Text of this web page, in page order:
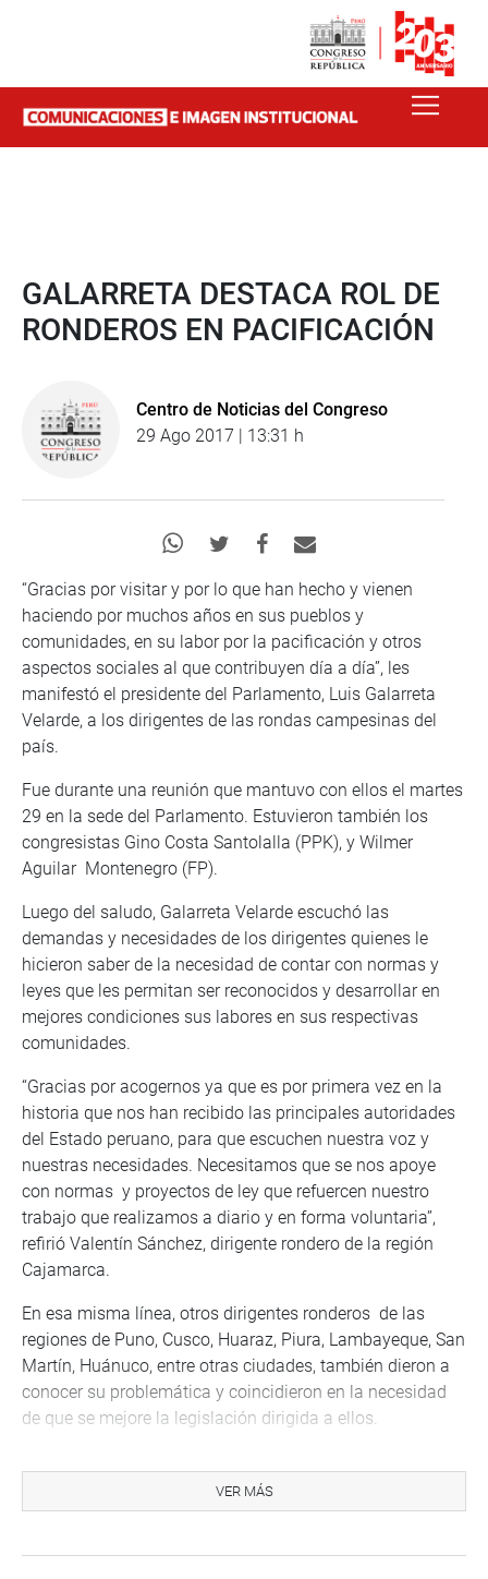
GALARRETA DESTACA ROL DE
RONDEROS EN PACIFICACIÓN
Centro de Noticias del Congreso
29 Ago 2017 | 13:31 h
“Gracias por visitar y por lo que han hecho y vienen
haciendo por muchos años en sus pueblos y
comunidades, en su labor por la pacificación y otros
aspectos sociales al que contribuyen día a día”, les
manifestó el presidente del Parlamento, Luis Galarreta
Velarde, a los dirigentes de las rondas campesinas del
país.
Fue durante una reunión que mantuvo con ellos el martes
29 en la sede del Parlamento. Estuvieron también los
congresistas Gino Costa Santolalla (PPK), y Wilmer
Aguilar Montenegro (FP).
Luego del saludo, Galarreta Velarde escuchó las
demandas y necesidades de los dirigentes quienes le
hicieron saber de la necesidad de contar con normas y
leyes que les permitan ser reconocidos y desarrollar en
mejores condiciones sus labores en sus respectivas
comunidades.
“Gracias por acogernos ya que es por primera vez en la
historia que nos han recibido las principales autoridades
del Estado peruano, para que escuchen nuestra voz y
nuestras necesidades. Necesitamos que se nos apoye
con normas y proyectos de ley que refuercen nuestro
trabajo que realizamos a diario y en forma voluntaria”,
refirió Valentín Sánchez, dirigente rondero de la región
Cajamarca.
En esa misma línea, otros dirigentes ronderos de las
regiones de Puno, Cusco, Huaraz, Piura, Lambayeque, San
Martín, Huánuco, entre otras ciudades, también dieron a
conocer su problemática y coincidieron en la necesidad
de que se mejore la legislación dirigida a ellos.
actividades y reuniones de trabajo que se vienen
realizando junto a los ronderos con diversas autoridades
VER MÁS